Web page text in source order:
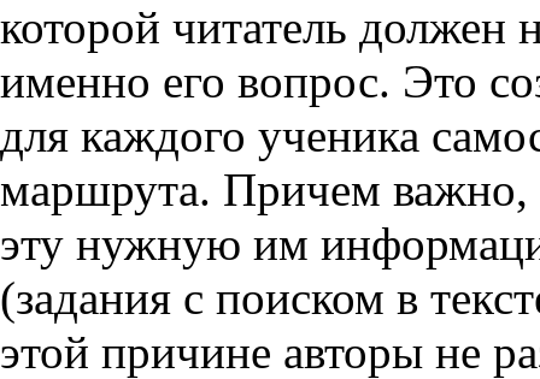
которой читатель должен
именно его вопрос. Это
для каждого ученика
маршрута. Причем важно,
эту нужную им
(задания с поиском в
этой причине авторы не